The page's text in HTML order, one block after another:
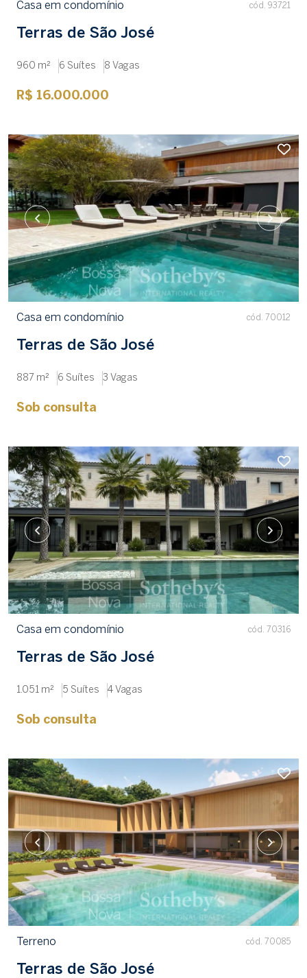
Casa em condomínio cód. 93721
Terras de São José
960 m² 6 Suítes 8 Vagas
R$ 16.000.000
Casa em condomínio cód. 70012
Terras de São José
887 m² 6 Suítes 3 Vagas
Sob consulta
Casa em condomínio cód. 70316
Terras de São José
1.051 m² 5 Suítes 4 Vagas
Sob consulta
Terreno cód. 70085
Terras de São José